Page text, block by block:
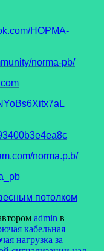
НОРМА-
norma-pb/
norma.p.b/
admin в
кабельная
нагрузка за